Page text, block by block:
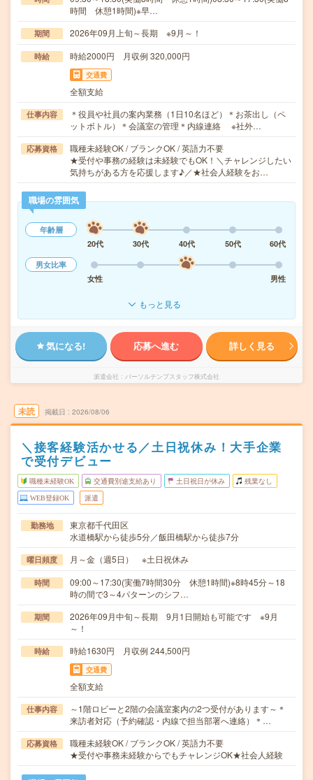
時間 休憩1時間)※早…
期間 2026年09月上旬～長期 ※9月～！
時給 時給2000円 月収例 320,000円
交通費
全額支給
仕事内容
＊役員や社員の案内業務（1日10名ほど）＊お茶出し（ペ
ットボトル）＊会議室の管理＊内線連絡 ※社外…
応募資格
職種未経験OK / ブランクOK / 英語力不要
★受付や事務の経験は未経験でもOK！＼チャレンジしたい
気持ちがある方を応援します♪／★社会人経験をお…
職場の雰囲気
年齢層
20代
30代 40代 50代
60代
男女比率
女性
男性
もっと見る
気になる! 応募へ進む 詳しく見る
派遣会社 パーソルテンプスタッフ株式会社
未読 掲載日 2026/08/06
＼接客経験活かせる／土日祝休み！大手企業
で受付デビュー
職種未経験OK 交通費別途支給あり 土日祝日が休み 残業なし
WEB登録OK 派遣
勤務地
東京都千代田区
水道橋駅から徒歩5分／飯田橋駅から徒歩7分
曜日頻度 月～金（週5日） ※土日祝休み
時間
09:00～17:30(実働7時間30分 休憩1時間)※8時45分～18
時の間で3～4パターンのシフ…
期間
2026年09月中旬～長期 9月1日開始も可能です ※9月
～！
時給 時給1630円 月収例 244,500円
交通費
全額支給
仕事内容
～1階ロビーと2階の会議室案内の2つ受付があります～＊
来訪者対応（予約確認・内線で担当部署へ連絡）＊…
応募資格
職種未経験OK / ブランクOK / 英語力不要
★受付や事務未経験からでもチャレンジOK★社会人経験